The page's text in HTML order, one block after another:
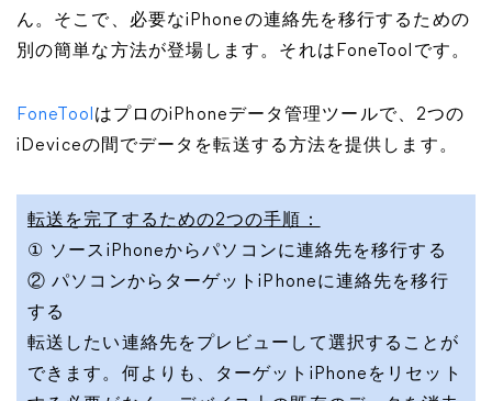
ん。そこで、必要なiPhoneの連絡先を移行するための
別の簡単な方法が登場します。それはFoneToolです。
FoneTool はプロのiPhoneデータ管理ツールで、2つの
iDeviceの間でデータを転送する方法を提供します。
転送を完了するための2つの手順：
① ソースiPhoneからパソコンに連絡先を移行する
② パソコンからターゲットiPhoneに連絡先を移行
する
転送したい連絡先をプレビューして選択することが
できます。何よりも、ターゲットiPhoneをリセット